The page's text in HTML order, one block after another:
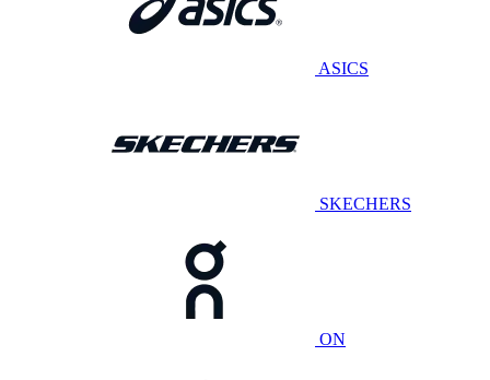
ASICS
SKECHERS
ON